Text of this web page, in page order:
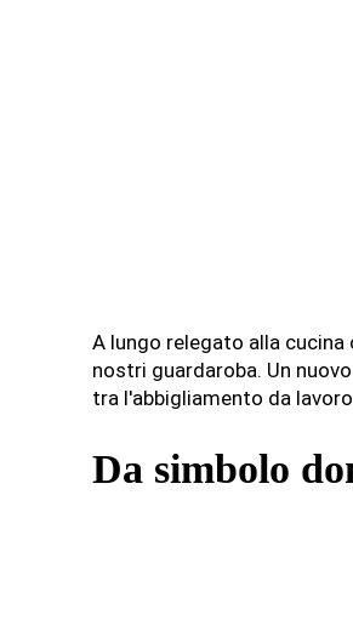
A lungo relegato alla
nostri guardaroba. Un
tra l'abbigliamento da
Da simbolo